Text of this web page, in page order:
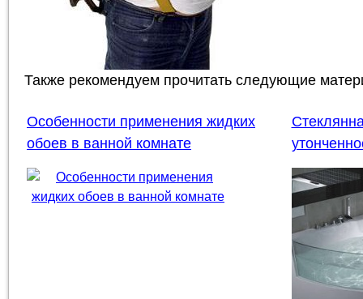
Также рекомендуем прочитать следующие
Особенности применения жидких
обоев в ванной комнате